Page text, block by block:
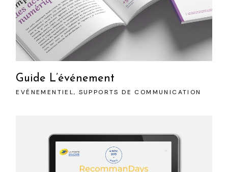
Guide L’événement
EVÉNEMENTIEL SUPPORTS DE COMMUNICATION